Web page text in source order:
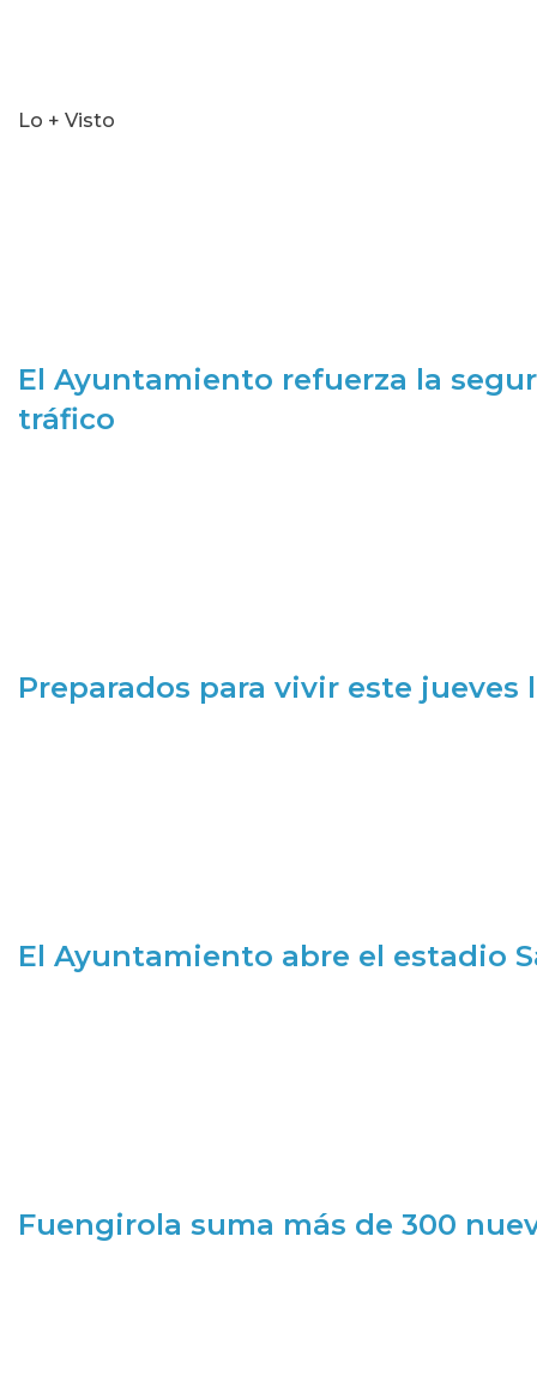
Lo + Visto
El Ayuntamiento refuerza la
tráfico
Preparados para vivir este jueves
El Ayuntamiento abre el estadio
Fuengirola suma más de 300